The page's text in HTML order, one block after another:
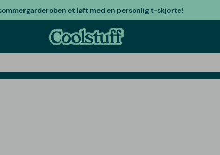
et løft med en personlig t-skjorte!